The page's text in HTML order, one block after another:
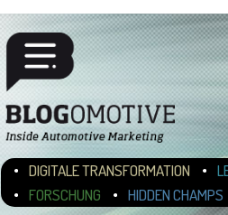
Hauptmenü
ZUM INHALT WECHSELN
ZUM SEKUNDÄREN INHALT
DIGITALE TRANSFORMATION
FORSCHUNG
HIDDEN CHAMPS